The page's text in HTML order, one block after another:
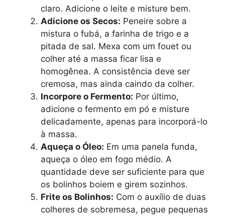
claro. Adicione o leite e misture bem.
Adicione os Secos: Peneire sobre a
mistura o fubá, a farinha de trigo e a
pitada de sal. Mexa com um fouet ou
colher até a massa ficar lisa e
homogênea. A consistência deve ser
cremosa, mas ainda caindo da colher.
Incorpore o Fermento: Por último,
adicione o fermento em pó e misture
delicadamente, apenas para incorporá-lo
à massa.
Aqueça o Óleo: Em uma panela funda,
aqueça o óleo em fogo médio. A
quantidade deve ser suficiente para que
os bolinhos boiem e girem sozinhos.
Frite os Bolinhos: Com o auxílio de duas
colheres de sobremesa, pegue pequenas